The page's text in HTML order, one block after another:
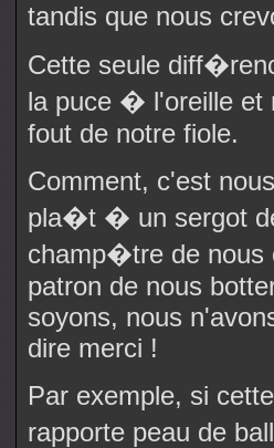
tandis que nous
Cette seule
la puce � l'oreille et
fout de notre fiole.
Comment, c'est
pla�t � un sergot
champ�tre de
patron de nous
soyons, nous
dire merci !
Par exemple, si
rapporte peau de